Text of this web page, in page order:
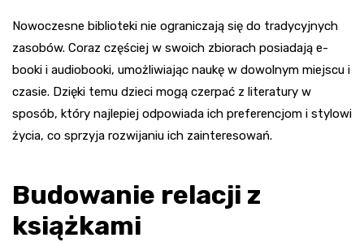
Nowoczesne biblioteki nie ograniczają się do tradycyjnych
zasobów. Coraz częściej w swoich zbiorach posiadają e-
booki i audiobooki, umożliwiając naukę w dowolnym miejscu i
czasie. Dzięki temu dzieci mogą czerpać z literatury w
sposób, który najlepiej odpowiada ich preferencjom i stylowi
życia, co sprzyja rozwijaniu ich zainteresowań.
Budowanie relacji z
książkami